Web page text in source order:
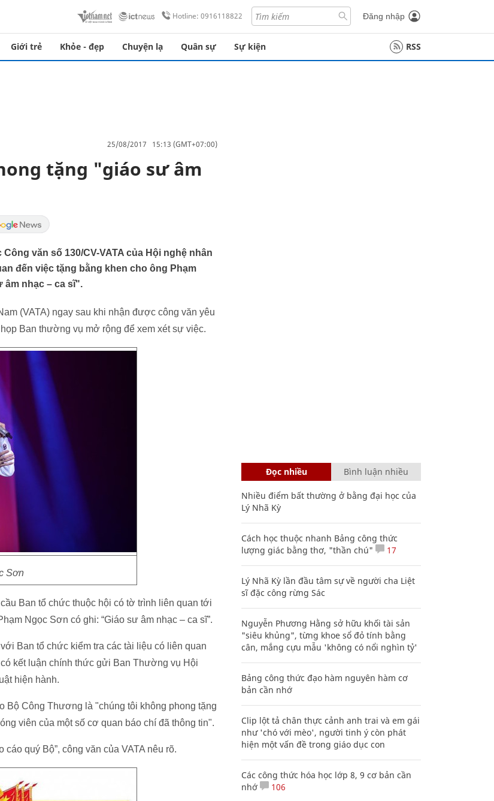
Hotline: 0916118822 Đăng nhập
Giới trẻ Khỏe - đẹp Chuyện lạ Quân sự Sự kiện RSS
25/08/2017 15:13 (GMT+07:00)
tặng "giáo sư âm
văn số 130/CV-VATA của Hội nghệ nhân
đến việc tặng bằng khen cho ông Phạm
âm nhạc – ca sĩ".
(VATA) ngay sau khi nhận được công văn yêu
Ban thường vụ mở rộng để xem xét sự việc.
Sơn
Ban tổ chức thuộc hội có tờ trình liên quan tới
Ngọc Sơn có ghi: “Giáo sư âm nhạc – ca sĩ”.
Ban tổ chức kiểm tra các tài liệu có liên quan
kết luận chính thức gửi Ban Thường vụ Hội
hiện hành.
Công Thương là "chúng tôi không phong tặng
viên của một số cơ quan báo chí đã thông tin".
quý Bộ”, công văn của VATA nêu rõ.
Đọc nhiều Bình luận nhiều
Nhiều điểm bất thường ở bằng đại học của
Lý Nhã Kỳ
Cách học thuộc nhanh Bảng công thức
lượng giác bằng thơ, "thần chú"
17
Lý Nhã Kỳ lần đầu tâm sự về người cha Liệt
sĩ đặc công rừng Sác
Nguyễn Phương Hằng sở hữu khối tài sản
"siêu khủng", từng khoe sổ đỏ tính bằng
cân, mắng cựu mẫu 'không có nổi nghìn tỷ'
Bảng công thức đạo hàm nguyên hàm cơ
bản cần nhớ
Clip lột tả chân thực cảnh anh trai và em gái
như 'chó với mèo', người tinh ý còn phát
hiện một vấn đề trong giáo dục con
Các công thức hóa học lớp 8, 9 cơ bản cần
nhớ
106